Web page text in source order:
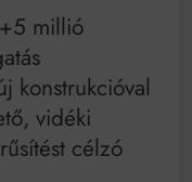
a 80-
millió
konstrukcióval
vidéki
célzó